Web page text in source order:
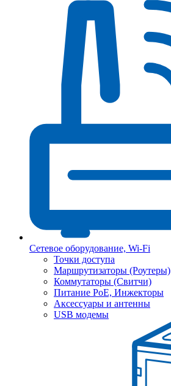
Сетевое оборудование, Wi-Fi
Точки доступа
Маршрутизаторы (Роутеры)
Коммутаторы (Свитчи)
Питание PoE, Инжекторы
Аксессуары и антенны
USB модемы